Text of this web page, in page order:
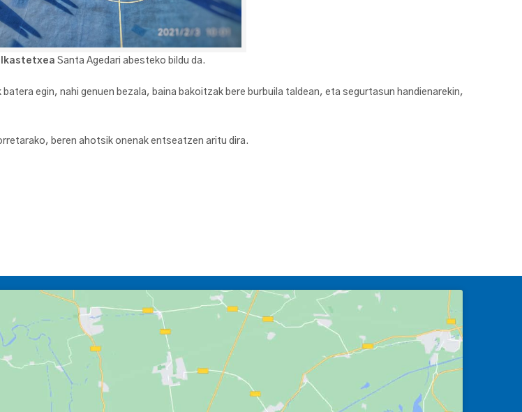
Ikastetxea Santa Agedari abesteko bildu da.
egin, nahi genuen bezala, baina bakoitzak bere burbuila taldean, eta segurtasun handienarekin,
beren ahotsik onenak entseatzen aritu dira.